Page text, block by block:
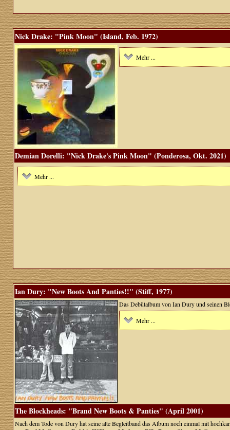
Nick Drake: "Pink Moon" (Island, Feb. 1972)
Mehr ...
Demian Dorelli: "Nick Drake's Pink Moon" (Ponderosa, Okt. 2021)
Mehr ...
Ian Dury: "New Boots And Panties!!" (Stiff, 1977)
Das Debütalbum von Ian Dury und seinen
Mehr ...
The Blockheads: "Brand New Boots & Panties" (April 2001)
Nach dem Tode von Dury hat seine alte Begleitband das Album noch einmal mit